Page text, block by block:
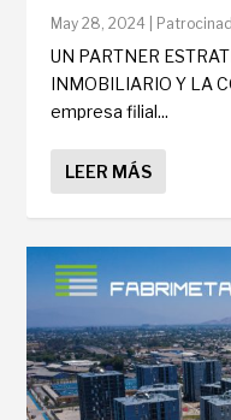
May 28, 2024
UN PARTNER
INMOBILIARIO Y LA
empresa filial...
LEER MÁS